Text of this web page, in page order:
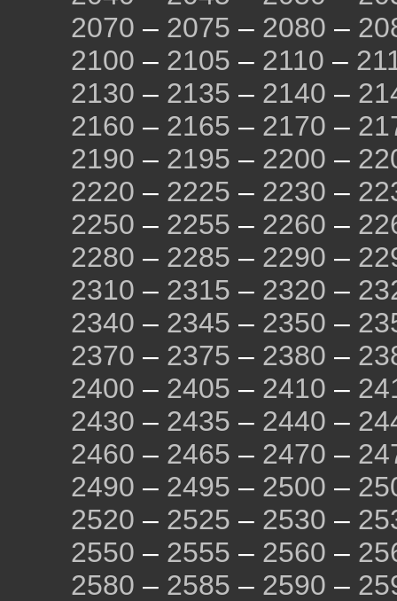
2070 – 2075 – 2080 –
2100 – 2105 – 2110 –
2130 – 2135 – 2140 –
2160 – 2165 – 2170 –
2190 – 2195 – 2200 –
2220 – 2225 – 2230 –
2250 – 2255 – 2260 –
2280 – 2285 – 2290 –
2310 – 2315 – 2320 –
2340 – 2345 – 2350 –
2370 – 2375 – 2380 –
2400 – 2405 – 2410 –
2430 – 2435 – 2440 –
2460 – 2465 – 2470 –
2490 – 2495 – 2500 –
2520 – 2525 – 2530 –
2550 – 2555 – 2560 –
2580 – 2585 – 2590 –